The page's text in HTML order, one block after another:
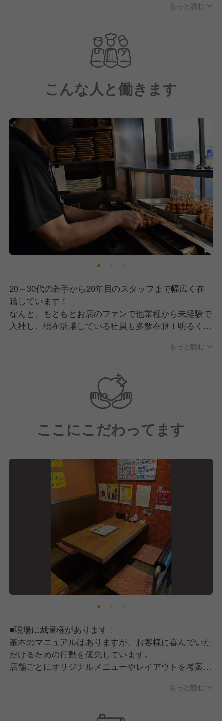
現在はお店の継続、そしてブラッシュアップをしてい
くために新しい仲間を募集中です！
【居酒屋 大(ビッグ)について】
東武東上線沿いを中心に店舗展開をしている地域密着
型の焼き鳥居酒屋です。
るだけではなく、ご来店いただいたお客様に喜んでも
らえる柔軟なサービスを提供しています。
そしてお客様に「ビッグは凄いね！」と言っていただ
けるような美味しさと活気があふれるお店を目指し、
努力を続けています！
もっと読む
こんな人と働きます
20～30代の若手から20年目のスタッフまで幅広く在
籍しています！
なんと、もともとお店のファンで他業種から未経験で
入社し、現在活躍している社員も多数在籍！明るく前
明るく和気あいあいとしつつも、プロ意識高くキッチ
リした雰囲気。マニュアルに縛られることなく、気軽
に意見交換や挑戦ができる風通しの良い環境作りに努
また、現場と社長の距離が近く、社員一人ひとりと積
た際には率先して駆けつけます！
もっと読む
ここにこだわってます
■現場に裁量権があります！
基本のマニュアルはありますが、お客様に喜んでいた
だけるための行動を優先しています。
店舗ごとにオリジナルメニューやレイアウトを考案
■料理はすべて手作り！
もっと読む